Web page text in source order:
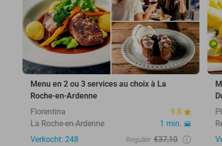
Menu en 2 ou 3 services au choix à La
Roche-en-Ardenne
Florentina
9.8
La Roche-en-Ardenne
1 min.
Verkocht: 248
Regulier €37,10